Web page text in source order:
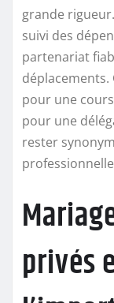
grande
suivi des
partenariat
déplacements.
pour une
pour une
rester
privés